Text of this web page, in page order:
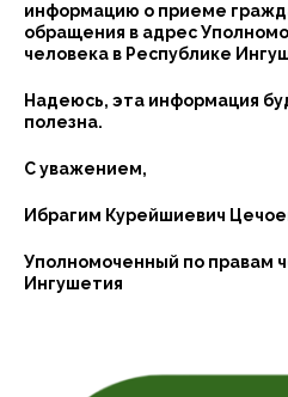
информацию о приеме
обращения в адрес
человека в Республике
Надеюсь, эта информация
полезна.
С уважением,
Ибрагим Курейшиевич
Уполномоченный по правам
Ингушетия